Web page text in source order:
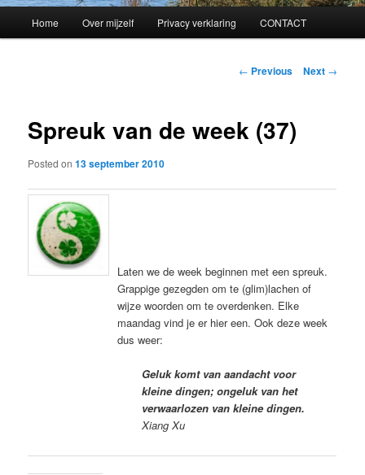
Skip
content
Home Over mijzelf Privacy verklaring CONTACT
Post
← Previous Next →
Spreuk van de week (37)
Posted on13 september 2010
Laten we de week beginnen met een spreuk.
Grappige gezegden om te (glim)lachen of
wijze woorden om te overdenken. Elke
maandag vind je er hier een. Ook deze week
dus weer:
Geluk komt van aandacht voor
kleine dingen; ongeluk van het
verwaarlozen van kleine dingen.
Xiang Xu